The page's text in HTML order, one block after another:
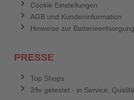
Cookie Einstellungen
AGB und Kundeninformation
Hinweise zur Batterieentsorgung
PRESSE
Top Shops
39x getestet - in Service,